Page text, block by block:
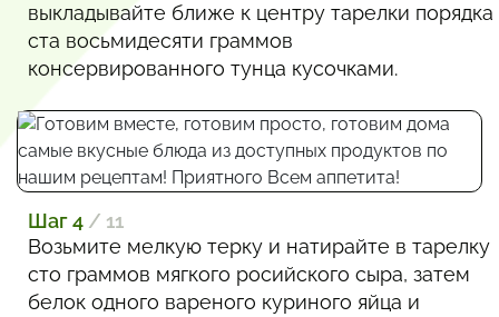
выкладывайте ближе к центру тарелки порядка
ста восьмидесяти граммов
консервированного тунца кусочками.
Шаг 4 / 11
Возьмите мелкую терку и натирайте в тарелку
сто граммов мягкого росийского сыра, затем
белок одного вареного куриного яйца и